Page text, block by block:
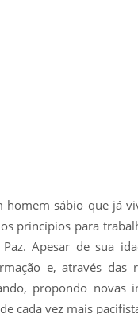
homem sábio que já
princípios para
Apesar de sua
e, através das
propondo novas
cada vez mais